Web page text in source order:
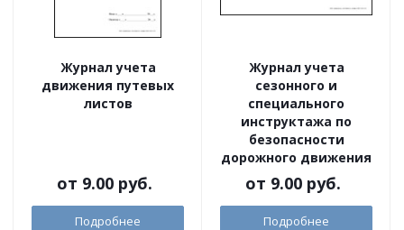
Журнал учета
движения путевых
листов
от 9.00 руб.
Подробнее
Журнал учета
сезонного и
специального
инструктажа по
безопасности
дорожного движения
от 9.00 руб.
Подробнее